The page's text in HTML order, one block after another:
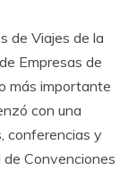
de Viajes de la
Empresas de
más importante
con una
conferencias y
Convenciones